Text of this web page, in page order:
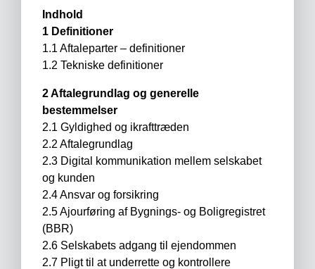
Indhold
1 Definitioner
1.1 Aftaleparter – definitioner
1.2 Tekniske definitioner
2 Aftalegrundlag og generelle
bestemmelser
2.1 Gyldighed og ikrafttræden
2.2 Aftalegrundlag
2.3 Digital kommunikation mellem selskabet
og kunden
2.4 Ansvar og forsikring
2.5 Ajourføring af Bygnings- og Boligregistret
(BBR)
2.6 Selskabets adgang til ejendommen
2.7 Pligt til at underrette og kontrollere